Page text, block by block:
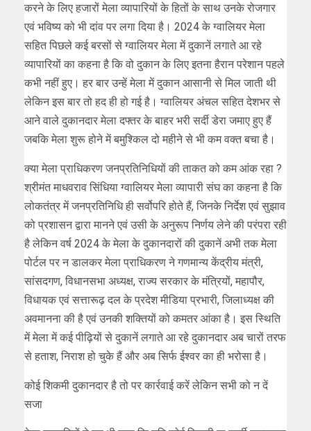
करने के लिए हजारों मेला व्यापारियों के हितों के साथ उनके रोजगार
एवं भविष्य को भी दांव पर लगा दिया है। 2024 के ग्वालियर मेला
सहित पिछले कई बरसों से ग्वालियर मेला में दुकानें लगाते आ रहे
व्यापारियों का कहना है कि वो दुकान के लिए इतना हैरान परेशान पहले
कभी नहीं हुए। हर बार उन्हें मेला में दुकान आसानी से मिल जाती थी
लेकिन इस बार तो हद ही हो गई है। ग्वालियर अंचल सहित देशभर से
आने वाले दुकानदार मेला दफ्तर के बाहर भरी सर्दी डेरा जमाए हुए हैं
जबकि मेला शुरू होने में बमुश्किल दो महीने से भी कम वक्त बचा है।
क्या मेला प्राधिकरण जनप्रतिनिधियों की ताकत को कम आंक रहा ?
श्रीमंत माधवराव सिंधिया ग्वालियर मेला व्यापारी संघ का कहना है कि
लोकतंत्र में जनप्रतिनिधि ही सर्वोपरि होते हैं, जिनके निर्देश एवं सुझाव
को प्रशासन द्वारा मानने एवं उसी के अनुरूप निर्णय लेने की परंपरा रही
है लेकिन वर्ष 2024 के मेला के दुकानदारों की दुकानें अभी तक मेला
पोर्टल पर न डालकर मेला प्राधिकरण ने गणमान्य केंद्रीय मंत्री,
सांसदगण, विधानसभा अध्यक्ष, राज्य सरकार के मंत्रियों, महापौर,
विधायक एवं सत्तारूढ़ दल के प्रदेश मीडिया प्रभारी, जिलाध्यक्ष की
अवमानना की है एवं उनकी शक्तियों को कमतर आंका है। इस स्थिति
में मेला में कई पीढ़ियों से दुकानें लगाते आ रहे दुकानदार अब चारों तरफ
से हताश, निराश हो चुके हैं और अब सिर्फ ईश्वर का ही भरोसा है।
कोई शिकमी दुकानदार है तो पर कार्रवाई करें लेकिन सभी को न दें
सजा